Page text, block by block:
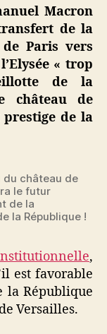
un
transfert
de
la
Présidence
de
la
République
Château
de
Versailles
Macron
de la
Paris vers
« trop
de la
château de
de la
du château de
le futur
de la
la République !
,
est favorable
la République
Versailles.